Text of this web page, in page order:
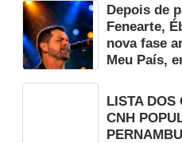
Depois de
Fenearte,
nova fase
Meu País,
LISTA DOS
CNH